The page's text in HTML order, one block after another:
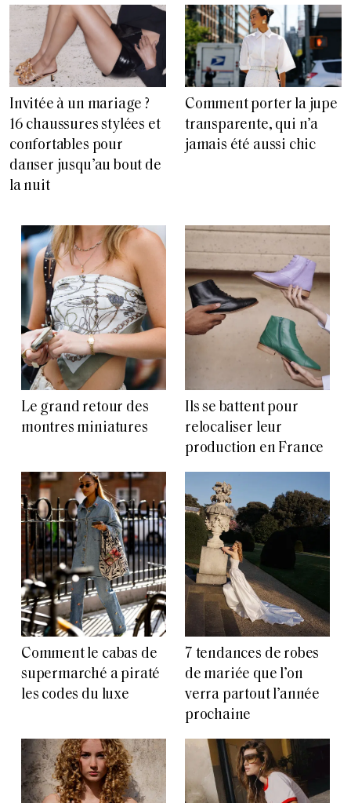
Invitée à un mariage ?
16 chaussures stylées et
confortables pour
danser jusqu’au bout de
la nuit
Comment porter la jupe
transparente, qui n’a
jamais été aussi chic
Le grand retour des
montres miniatures
Ils se battent pour
relocaliser leur
production en France
Comment le cabas de
supermarché a piraté
les codes du luxe
7 tendances de robes
de mariée que l’on
verra partout l’année
prochaine